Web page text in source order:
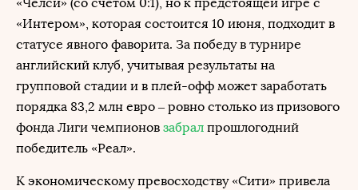
«Интером», которая состоится 10 июня, подходит в
статусе явного фаворита. За победу в турнире
английский клуб, учитывая результаты на
групповой стадии и в плей-офф может заработать
порядка 83,2 млн евро – ровно столько из призового
фонда Лиги чемпионов забрал прошлогодний
победитель «Реал».
К экономическому превосходству «Сити» привела